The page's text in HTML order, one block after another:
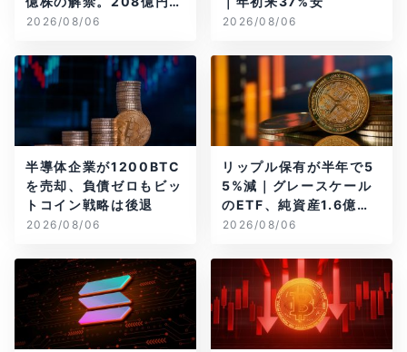
当のBTCが盗難
2026/08/06 2026/08/06
半導体企業が1200BTC
を売却、負債ゼロもビッ
トコイン戦略は後退
2026/08/06
リップル保有が半年で5
5%減｜グレースケール
のETF、純資産1.6億ド
ル減
2026/08/06